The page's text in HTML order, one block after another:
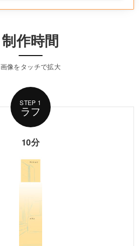
制作時間
画像をタッチで拡大
STEP 1
10分